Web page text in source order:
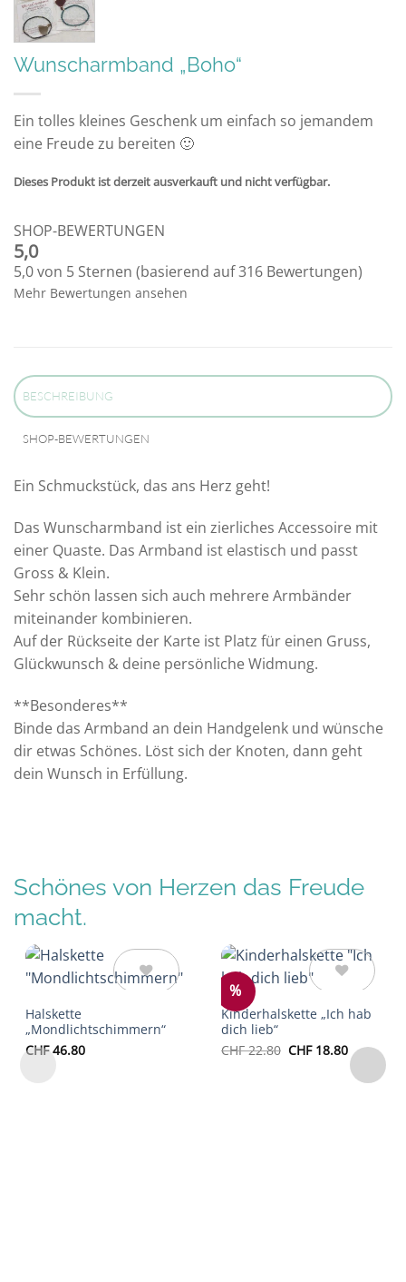
Wunscharmband „Boho“
Ein tolles kleines Geschenk um einfach so jemandem
eine Freude zu bereiten 🙂
Dieses Produkt ist derzeit ausverkauft und nicht verfügbar.
Alternative:
SHOP-BEWERTUNGEN
5,0
5,0 von 5 Sternen (basierend auf 316 Bewertungen)
Mehr Bewertungen ansehen
BESCHREIBUNG
SHOP-BEWERTUNGEN
Ein Schmuckstück, das ans Herz geht!
Das Wunscharmband ist ein zierliches Accessoire mit
einer Quaste. Das Armband ist elastisch und passt
Gross & Klein.
Sehr schön lassen sich auch mehrere Armbänder
miteinander kombinieren.
Auf der Rückseite der Karte ist Platz für einen Gruss,
Glückwunsch & deine persönliche Widmung.
**Besonderes**
Binde das Armband an dein Handgelenk und wünsche
dir etwas Schönes. Löst sich der Knoten, dann geht
dein Wunsch in Erfüllung.
Schönes von Herzen das Freude
macht.
Halskette
„Mondlichtschimmern“
CHF46.80
%
Wunschliste
Kinderhalskette „Ich hab
dich lieb“
CHF22.80 Ursprünglicher
CHF18.80Aktueller
Preis
ist:
CHF